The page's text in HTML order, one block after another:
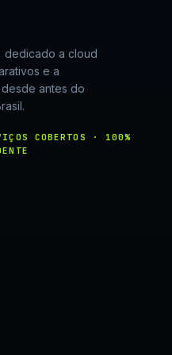
dedicado a cloud
e a
antes do
COBERTOS · 100%